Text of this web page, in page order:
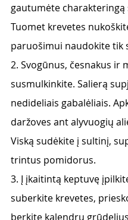
gautumėte charakteringą
Tuomet krevetes
paruošimui naudokite tik
2. Svogūnus, česnakus ir
susmulkinkite. Salierą
nedideliais gabalėliais.
daržoves ant alyvuogių
Viską sudėkite į sultinį,
trintus pomidorus.
3. Į įkaitintą keptuvę
suberkite krevetes,
berkite kalendrų